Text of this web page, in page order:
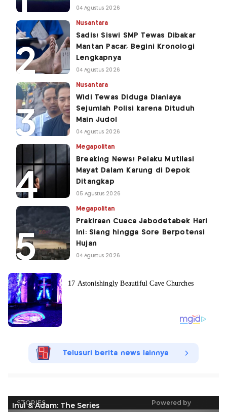
04 Agustus 2026
Nusantara
Sadis! Siswi SMP Tewas Dibakar
Mantan Pacar, Begini Kronologi
Lengkapnya
04 Agustus 2026
Nusantara
Widi Tewas Diduga Dianiaya
Sejumlah Polisi karena Dituduh
Main Judol
04 Agustus 2026
Megapolitan
Breaking News! Pelaku Mutilasi
Mayat Dalam Karung di Depok
Ditangkap
05 Agustus 2026
Megapolitan
Prakiraan Cuaca Jabodetabek Hari
Ini: Siang hingga Sore Berpotensi
Hujan
04 Agustus 2026
Telusuri berita news lainnya